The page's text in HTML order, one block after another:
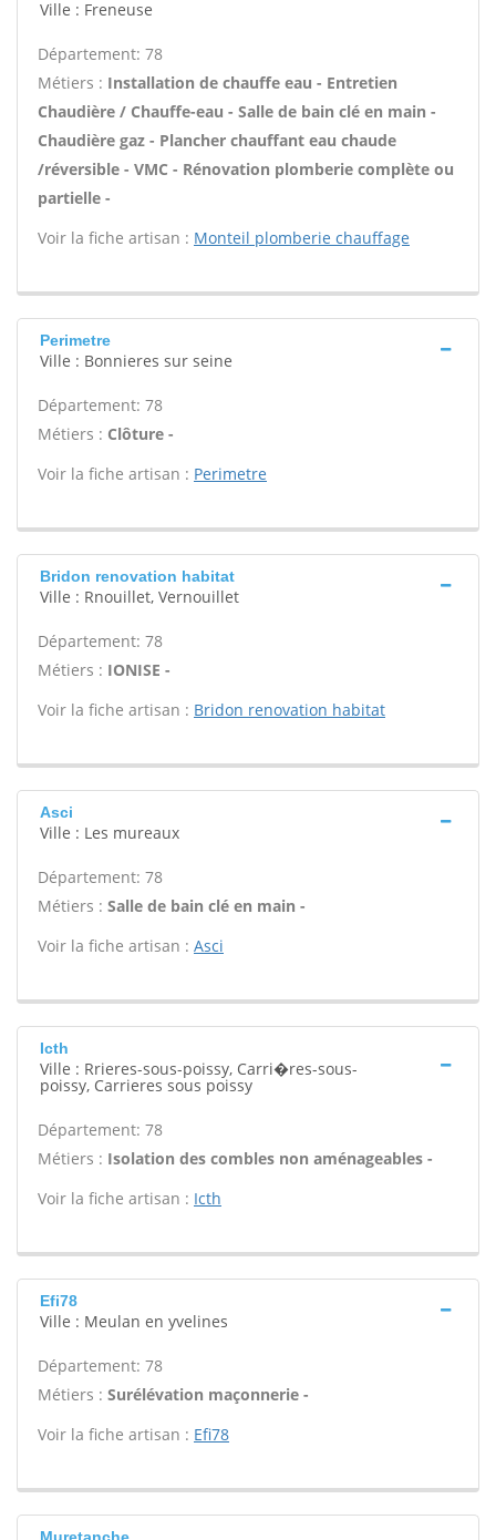
Ville : Freneuse
Département: 78
Métiers : Installation de chauffe eau - Entretien
Chaudière / Chauffe-eau - Salle de bain clé en main -
Chaudière gaz - Plancher chauffant eau chaude
/réversible - VMC - Rénovation plomberie complète ou
partielle -
Voir la fiche artisan : Monteil plomberie chauffage
Perimetre
Ville : Bonnieres sur seine
Département: 78
Métiers : Clôture -
Voir la fiche artisan : Perimetre
Bridon renovation habitat
Ville : Rnouillet, Vernouillet
Département: 78
Métiers : IONISE -
Voir la fiche artisan : Bridon renovation habitat
Asci
Ville : Les mureaux
Département: 78
Métiers : Salle de bain clé en main -
Voir la fiche artisan : Asci
Icth
Ville : Rrieres-sous-poissy, Carri�res-sous-
poissy, Carrieres sous poissy
Département: 78
Métiers : Isolation des combles non aménageables -
Voir la fiche artisan : Icth
Efi78
Ville : Meulan en yvelines
Département: 78
Métiers : Surélévation maçonnerie -
Voir la fiche artisan : Efi78